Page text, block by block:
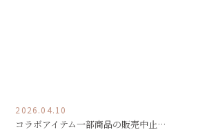
2026.04.10
コラボアイテム一部商品の販売中止…